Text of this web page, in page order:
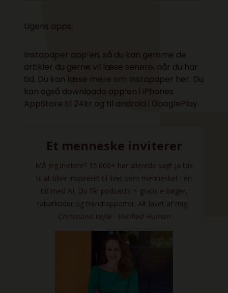
Ugens apps:
Instapaper app’en, så du kan gemme de
artikler du gerne vil læse senere, når du har
tid. Du kan læse mere om Instapaper her. Du
kan også downloade app’en i iPhones
AppStore til 24kr og til android i GooglePlay.